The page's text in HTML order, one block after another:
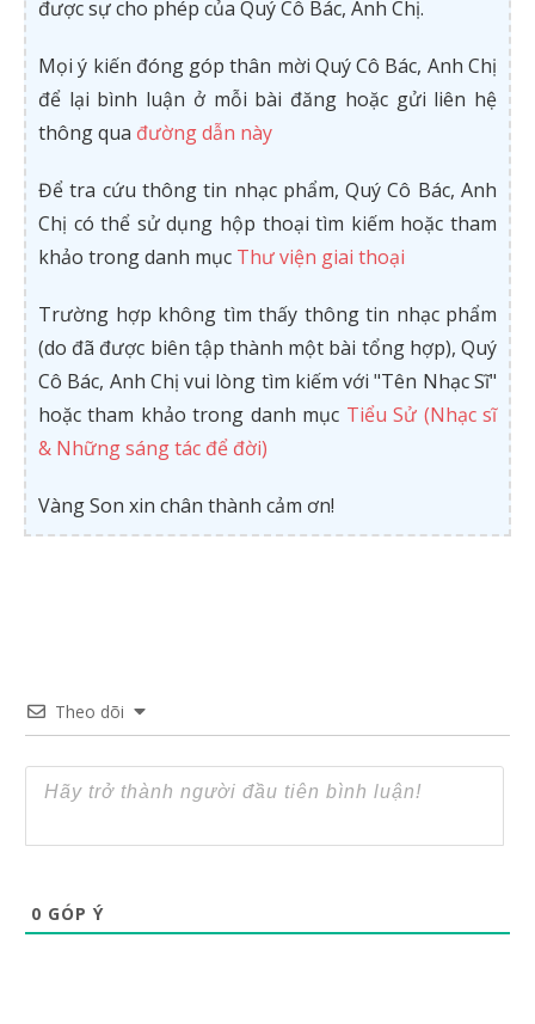
được sự cho phép của Quý Cô Bác, Anh Chị.
Mọi ý kiến đóng góp thân mời Quý Cô Bác, Anh Chị
để lại bình luận ở mỗi bài đăng hoặc gửi liên hệ
thông qua đường dẫn này
Để tra cứu thông tin nhạc phẩm, Quý Cô Bác, Anh
Chị có thể sử dụng hộp thoại tìm kiếm hoặc tham
khảo trong danh mục Thư viện giai thoại
Trường hợp không tìm thấy thông tin nhạc phẩm
(do đã được biên tập thành một bài tổng hợp), Quý
Cô Bác, Anh Chị vui lòng tìm kiếm với "Tên Nhạc Sĩ"
hoặc tham khảo trong danh mục Tiểu Sử (Nhạc sĩ
& Những sáng tác để đời)
Vàng Son xin chân thành cảm ơn!
Theo dõi
0 GÓP Ý